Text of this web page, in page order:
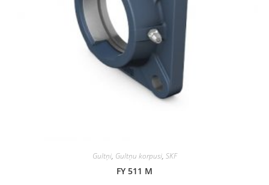
Gultņi, Gultņu korpusi, SKF
FY 511 M